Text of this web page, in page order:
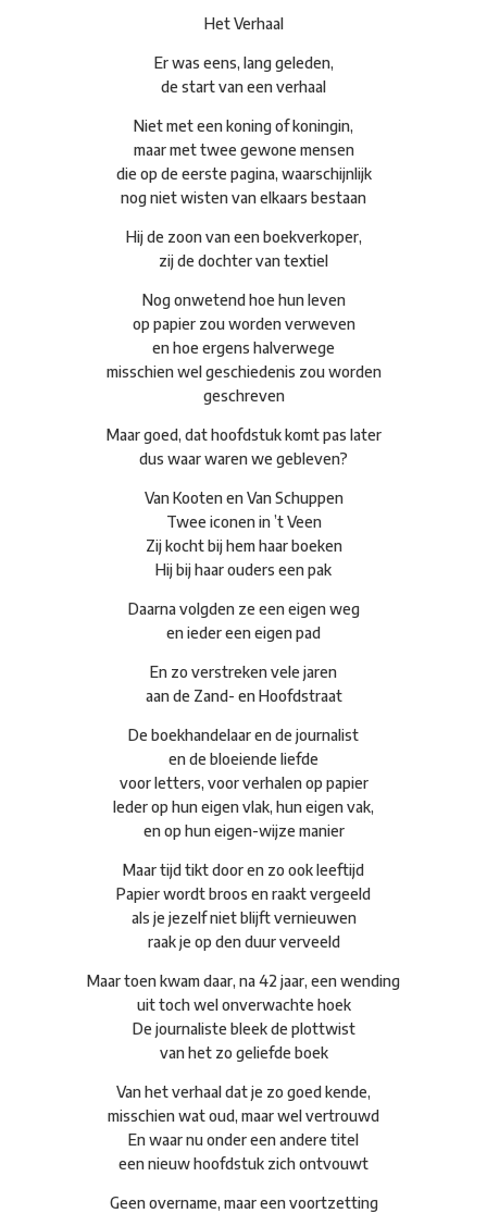
Het Verhaal
Er was eens, lang geleden,
de start van een verhaal
Niet met een koning of koningin,
maar met twee gewone mensen
die op de eerste pagina, waarschijnlijk
nog niet wisten van elkaars bestaan
Hij de zoon van een boekverkoper,
zij de dochter van textiel
Nog onwetend hoe hun leven
op papier zou worden verweven
en hoe ergens halverwege
misschien wel geschiedenis zou worden
geschreven
Maar goed, dat hoofdstuk komt pas later
dus waar waren we gebleven?
Van Kooten en Van Schuppen
Twee iconen in ’t Veen
Zij kocht bij hem haar boeken
Hij bij haar ouders een pak
Daarna volgden ze een eigen weg
en ieder een eigen pad
En zo verstreken vele jaren
aan de Zand- en Hoofdstraat
De boekhandelaar en de journalist
en de bloeiende liefde
voor letters, voor verhalen op papier
Ieder op hun eigen vlak, hun eigen vak,
en op hun eigen-wijze manier
Maar tijd tikt door en zo ook leeftijd
Papier wordt broos en raakt vergeeld
als je jezelf niet blijft vernieuwen
raak je op den duur verveeld
Maar toen kwam daar, na 42 jaar, een wending
uit toch wel onverwachte hoek
De journaliste bleek de plottwist
van het zo geliefde boek
Van het verhaal dat je zo goed kende,
misschien wat oud, maar wel vertrouwd
En waar nu onder een andere titel
een nieuw hoofdstuk zich ontvouwt
Geen overname, maar een voortzetting